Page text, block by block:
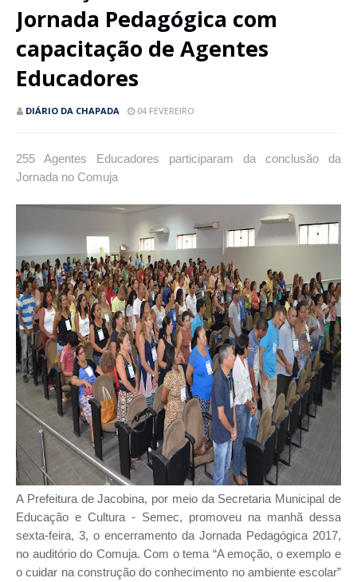
Jornada Pedagógica com
capacitação de Agentes
Educadores
DIÁRIO DA CHAPADA 04 FEVEREIRO
255 Agentes Educadores participaram da conclusão da
Jornada no Comuja
A Prefeitura de Jacobina, por meio da Secretaria Municipal de
Educação e Cultura - Semec, promoveu na manhã dessa
sexta-feira, 3, o encerramento da Jornada Pedagógica 2017,
no auditório do Comuja. Com o tema “A emoção, o exemplo e
o cuidar na construção do conhecimento no ambiente escolar”